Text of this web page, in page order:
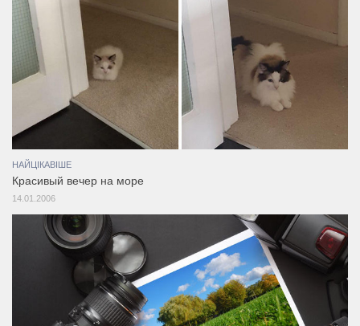
НАЙЦІКАВІШЕ
Красивый вечер на море
14.01.2006